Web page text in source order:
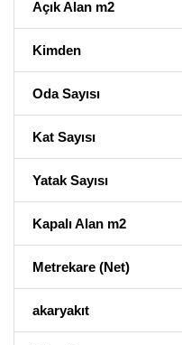
Açık Alan m2
Kimden
Oda Sayısı
Kat Sayısı
Yatak Sayısı
Kapalı Alan m2
Metrekare (Net)
akaryakıt